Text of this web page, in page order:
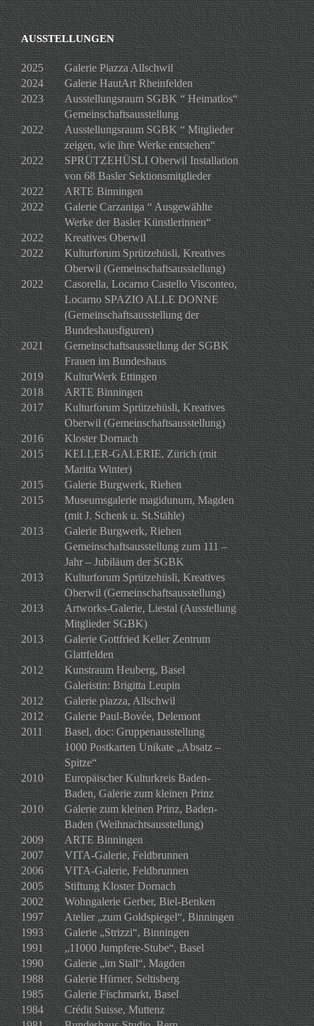
AUSSTELLUNGEN
2025
Galerie Piazza Allschwil
2024
Galerie HautArt Rheinfelden
2023
Ausstellungsraum SGBK “ Heimatlos“
Gemeinschaftsausstellung
2022
Ausstellungsraum SGBK “ Mitglieder
zeigen, wie ihre Werke entstehen“
2022
SPRÜTZEHÜSLI Oberwil Installation
von 68 Basler Sektionsmitglieder
2022
ARTE Binningen
2022
Galerie Carzaniga “ Ausgewählte
Werke der Basler Künstlerinnen“
2022
Kreatives Oberwil
2022
Kulturforum Sprützehüsli, Kreatives
Oberwil (Gemeinschaftsausstellung)
2022
Casorella, Locarno Castello Visconteo,
Locarno SPAZIO ALLE DONNE
(Gemeinschaftsausstellung der
Bundeshausfiguren)
2021
Gemeinschaftsausstellung der SGBK
Frauen im Bundeshaus
2019
KulturWerk Ettingen
2018
ARTE Binningen
2017
Kulturforum Sprützehüsli, Kreatives
Oberwil (Gemeinschaftsausstellung)
2016
Kloster Dornach
2015
KELLER-GALERIE, Zürich (mit
Maritta Winter)
2015
Galerie Burgwerk, Riehen
2015
Museumsgalerie magidunum, Magden
(mit J. Schenk u. St.Stähle)
2013
Galerie Burgwerk, Riehen
Gemeinschaftsausstellung zum 111 –
Jahr – Jubiläum der SGBK
2013
Kulturforum Sprützehüsli, Kreatives
Oberwil (Gemeinschaftsausstellung)
2013
Artworks-Galerie, Liestal (Ausstellung
Mitglieder SGBK)
2013
Galerie Gottfried Keller Zentrum
Glattfelden
2012
Kunstraum Heuberg, Basel
Galeristin: Brigitta Leupin
2012
Galerie piazza, Allschwil
2012
Galerie Paul-Bovée, Delemont
2011
Basel, doc: Gruppenausstellung
1000 Postkarten Unikate „Absatz –
Spitze“
2010
Europäischer Kulturkreis Baden-
Baden, Galerie zum kleinen Prinz
2010
Galerie zum kleinen Prinz, Baden-
Baden (Weihnachtsausstellung)
2009
ARTE Binningen
2007
VITA-Galerie, Feldbrunnen
2006
VITA-Galerie, Feldbrunnen
2005
Stiftung Kloster Dornach
2002
Wohngalerie Gerber, Biel-Benken
1997
Atelier „zum Goldspiegel“, Binningen
1993
Galerie „Strizzi“, Binningen
1991
„11000 Jumpfere-Stube“, Basel
1990
Galerie „im Stall“, Magden
1988
Galerie Hürner, Seltisberg
1985
Galerie Fischmarkt, Basel
1984
Crédit Suisse, Muttenz